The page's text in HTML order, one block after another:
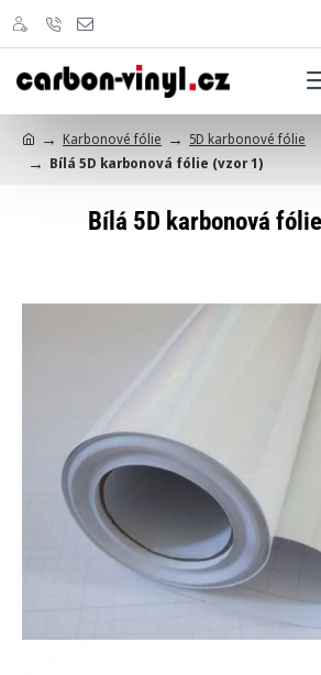
Karbonové fólie
5D karbonové fólie
Bílá 5D karbonová fólie (vzor 1)
Bílá 5D karbonová